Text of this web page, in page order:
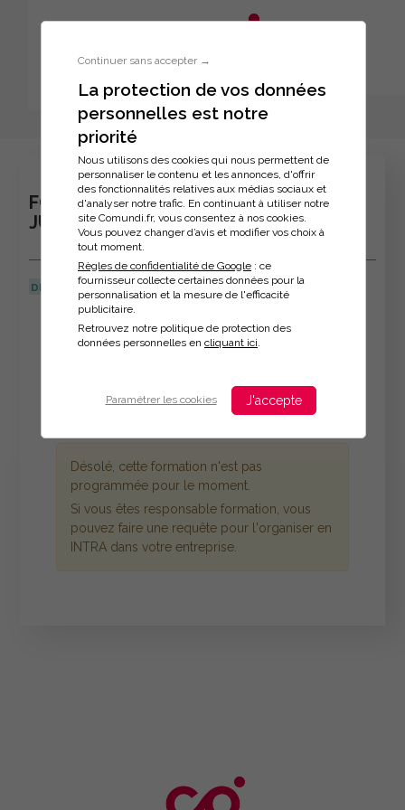
Continuer sans accepter →
La protection de vos données
personnelles est notre
priorité
Nous utilisons des cookies qui nous permettent de
personnaliser le contenu et les annonces, d'offrir
des fonctionnalités relatives aux médias sociaux et
d'analyser notre trafic. En continuant à utiliser notre
site Comundi.fr, vous consentez à nos cookies.
Vous pouvez changer d’avis et modifier vos choix à
tout moment.
Règles de confidentialité de Google : ce
fournisseur collecte certaines données pour la
personnalisation et la mesure de l'efficacité
publicitaire.
Retrouvez notre politique de protection des
données personnelles en cliquant ici
Paramétrer les cookies J'accepte
Inscription à la formation
FORMATION : MAITRISER LES ASPECTS
JURIDIQUES DE LA COMMUNICATION
DERNIÈRE MISE À JOUR :22/04/2024
Veuillez décrire votre situation
Désolé, cette formation n'est pas
programmée pour le moment.
Si vous êtes responsable formation, vous
pouvez faire une requête pour l'organiser en
INTRA dans votre entreprise.